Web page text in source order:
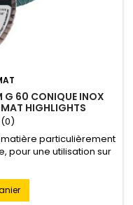
G 60 CONIQUE INOX
HIGHLIGHTS
(0)
matière particulièrement
pour une utilisation sur
les métaux non ferreux
approprié
· Pour l’usinage
le lissage...